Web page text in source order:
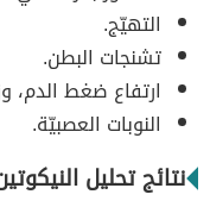
التهيّج.
تشنجات البطن.
ارتفاع ضغط الدم،
النوبات العصبيّة.
نتائج تحليل